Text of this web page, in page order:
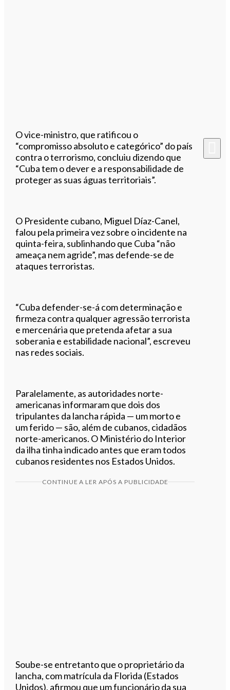
O vice-ministro, que ratificou o
“compromisso absoluto e categórico” do país
contra o terrorismo, concluiu dizendo que
“Cuba tem o dever e a responsabilidade de
proteger as suas águas territoriais”.
O Presidente cubano, Miguel Díaz-Canel,
falou pela primeira vez sobre o incidente na
quinta-feira, sublinhando que Cuba “não
ameaça nem agride”, mas defende-se de
ataques terroristas.
“Cuba defender-se-á com determinação e
firmeza contra qualquer agressão terrorista
e mercenária que pretenda afetar a sua
soberania e estabilidade nacional”, escreveu
nas redes sociais.
Paralelamente, as autoridades norte-
americanas informaram que dois dos
tripulantes da lancha rápida — um morto e
um ferido — são, além de cubanos, cidadãos
norte-americanos. O Ministério do Interior
da ilha tinha indicado antes que eram todos
cubanos residentes nos Estados Unidos.
CONTINUE A LER APÓS A PUBLICIDADE
Soube-se entretanto que o proprietário da
lancha, com matrícula da Florida (Estados
Unidos), afirmou que um funcionário da sua